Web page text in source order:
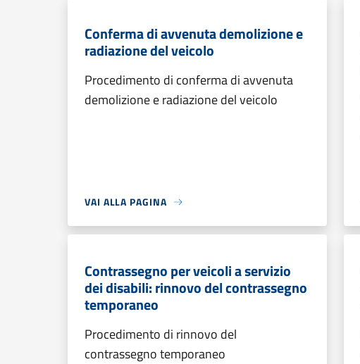
Conferma di avvenuta demolizione e
radiazione del veicolo
Procedimento di conferma di avvenuta
demolizione e radiazione del veicolo
VAI ALLA PAGINA
Contrassegno per veicoli a servizio
dei disabili: rinnovo del contrassegno
temporaneo
Procedimento di rinnovo del
contrassegno temporaneo